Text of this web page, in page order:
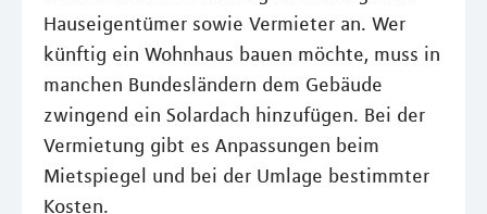
Hauseigentümer sowie Vermieter an. Wer
künftig ein Wohnhaus bauen möchte, muss in
manchen Bundesländern dem Gebäude
zwingend ein Solardach hinzufügen. Bei der
Vermietung gibt es Anpassungen beim
Mietspiegel und bei der Umlage bestimmter
Kosten.